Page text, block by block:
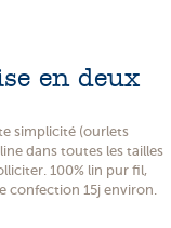
en deux
simplicité (ourlets
dans toutes les tailles
100% lin pur fil,
confection 15j environ.